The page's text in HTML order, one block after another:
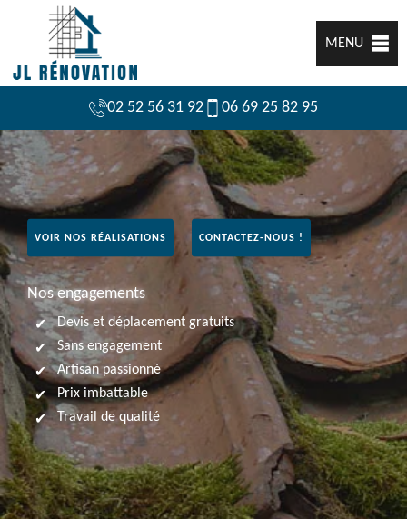
MENU
02 52 56 31 92 06 69 25 82 95
VOIR NOS RÉALISATIONS CONTACTEZ-NOUS !
Nos engagements
Devis et déplacement gratuits
Sans engagement
Artisan passionné
Prix imbattable
Travail de qualité